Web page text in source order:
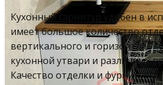
Кухонный гарнитур удобен в
имеет большое количество
вертикального и
кухонной утвари и различных
Качество отделки и фурнитуры